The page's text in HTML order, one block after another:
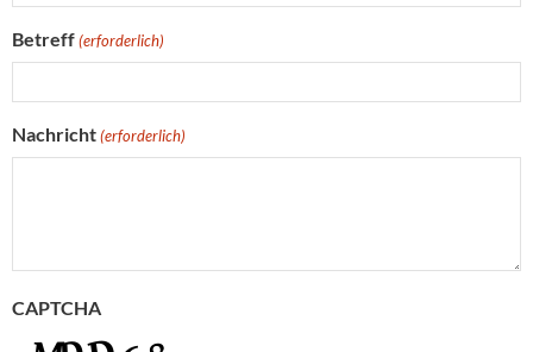
Betreff (erforderlich)
Nachricht (erforderlich)
CAPTCHA